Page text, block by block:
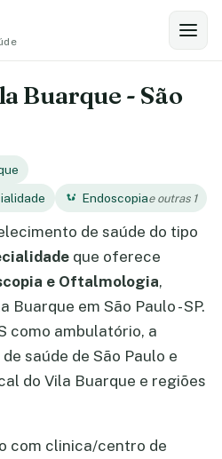
Buarque - São
Endoscopiae outras 1
de saúde do tipo
que oferece
e Oftalmologia,
em São Paulo - SP.
como ambulatório, a
saúde de São Paulo e
do Vila Buarque e regiões
com clinica/centro de